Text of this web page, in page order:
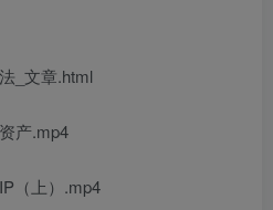
_文章.html
产.mp4
（上）.mp4